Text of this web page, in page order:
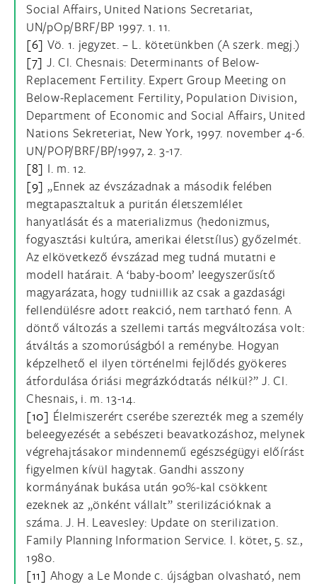
Social Affairs, United Nations Secretariat,
UN/pOp/BRF/BP 1997. 1. 11.
[6] Vö. 1. jegyzet. – L. kötetünkben (A szerk. megj.)
[7] J. Cl. Chesnais: Determinants of Below-
Replacement Fertility. Expert Group Meeting on
Below-Replacement Fertility, Population Division,
Department of Economic and Social Affairs, United
Nations Sekreteriat, New York, 1997. november 4-6.
UN/POP/BRF/BP/1997, 2. 3-17.
[8] I. m. 12.
[9] „Ennek az évszázadnak a második felében
megtapasztaltuk a puritán életszemlélet
hanyatlását és a materializmus (hedonizmus,
fogyasztási kultúra, amerikai életstílus) győzelmét.
Az elkövetkező évszázad meg tudná mutatni e
modell határait. A ‘baby-boom’ leegyszerűsítő
magyarázata, hogy tudniillik az csak a gazdasági
fellendülésre adott reakció, nem tartható fenn. A
döntő változás a szellemi tartás megváltozása volt:
átváltás a szomorúságból a reménybe. Hogyan
képzelhető el ilyen történelmi fejlődés gyökeres
átfordulása óriási megrázkódtatás nélkül?” J. Cl.
Chesnais, i. m. 13-14.
[10] Élelmiszerért cserébe szerezték meg a személy
beleegyezését a sebészeti beavatkozáshoz, melynek
végrehajtásakor mindennemű egészségügyi előírást
figyelmen kívül hagytak. Gandhi asszony
kormányának bukása után 90%-kal csökkent
ezeknek az „önként vállalt” sterilizációknak a
száma. J. H. Leavesley: Update on sterilization.
Family Planning Information Service. I. kötet, 5. sz.,
1980.
[11] Ahogy a Le Monde c. újságban olvasható, nem